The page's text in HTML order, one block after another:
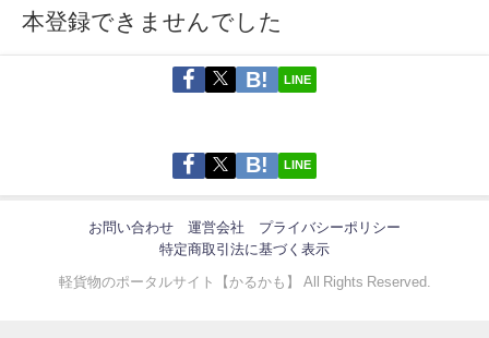
本登録できませんでした
LINE
LINE
お問い合わせ 運営会社
プライバシーポリシー
特定商取引法に基づく表示
軽貨物のポータルサイト【かるかも】 All Rights Reserved.